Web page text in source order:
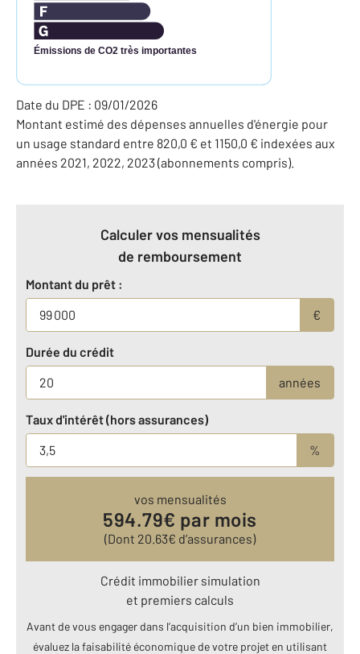
Émissions de CO2 très importantes
Date du DPE : 09/01/2026
Montant estimé des dépenses annuelles d'énergie pour
un usage standard entre 820,0 € et 1150,0 € indexées aux
années 2021, 2022, 2023 (abonnements compris).
Calculer vos mensualités
de remboursement
Montant du prêt :
€
Durée du crédit
années
Taux d'intérêt (hors assurances)
%
vos mensualités
594.79€ par mois
(Dont 20.63€ d’assurances)
Crédit immobilier simulation
et premiers calculs
Avant de vous engager dans l’acquisition d’un bien immobilier,
évaluez la faisabilité économique de votre projet en utilisant